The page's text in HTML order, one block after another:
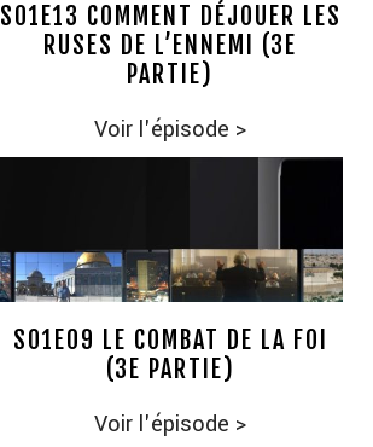
S01E13 COMMENT DÉJOUER LES
RUSES DE L’ENNEMI (3E
PARTIE)
Voir l'épisode >
S01E09 LE COMBAT DE LA FOI
(3E PARTIE)
Voir l'épisode >